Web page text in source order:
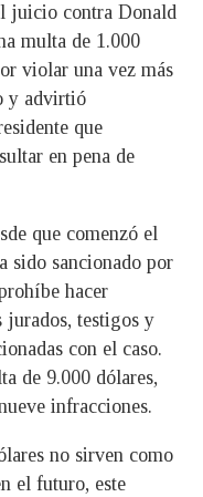
juicio contra Donald
multa de 1.000
violar una vez más
y advirtió
que
en pena de
que comenzó el
sido sancionado por
hacer
jurados, testigos y
con el caso.
de 9.000 dólares,
infracciones.
no sirven como
el futuro, este